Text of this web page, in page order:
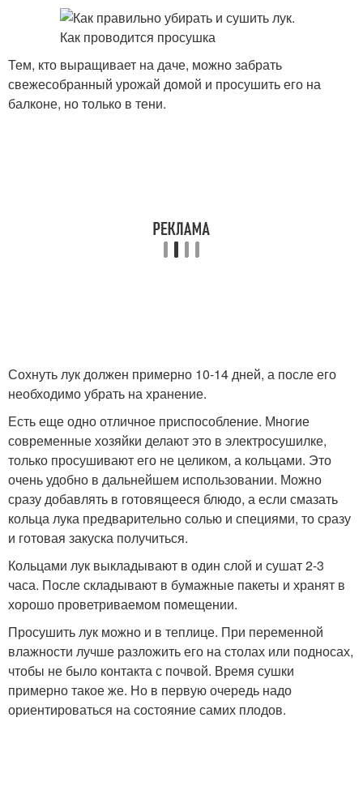
Тем, кто выращивает на даче, можно забрать
свежесобранный урожай домой и просушить его на
балконе, но только в тени.
Сохнуть лук должен примерно 10-14 дней, а после его
необходимо убрать на хранение.
Есть еще одно отличное приспособление. Многие
современные хозяйки делают это в электросушилке,
только просушивают его не целиком, а кольцами. Это
очень удобно в дальнейшем использовании. Можно
сразу добавлять в готовящееся блюдо, а если смазать
кольца лука предварительно солью и специями, то сразу
и готовая закуска получиться.
Кольцами лук выкладывают в один слой и сушат 2-3
часа. После складывают в бумажные пакеты и хранят в
хорошо проветриваемом помещении.
Просушить лук можно и в теплице. При переменной
влажности лучше разложить его на столах или подносах,
чтобы не было контакта с почвой. Время сушки
примерно такое же. Но в первую очередь надо
ориентироваться на состояние самих плодов.